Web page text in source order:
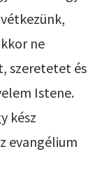
ne
szeretetet és
Istene.
kész
evangélium